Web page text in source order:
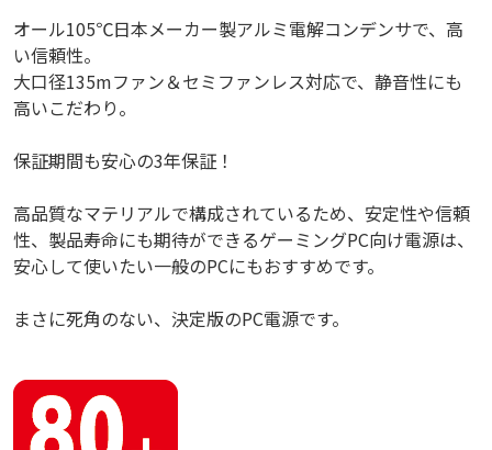
オール105℃日本メーカー製アルミ電解コンデンサで、高
い信頼性。
大口径135mファン＆セミファンレス対応で、静音性にも
高いこだわり。
保証期間も安心の3年保証！
高品質なマテリアルで構成されているため、安定性や信頼
性、製品寿命にも期待ができるゲーミングPC向け電源は、
安心して使いたい一般のPCにもおすすめです。
まさに死角のない、決定版のPC電源です。